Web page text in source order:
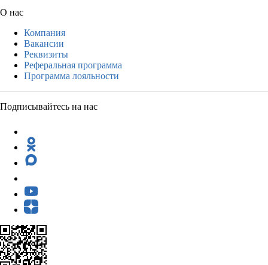
О нас
Компания
Вакансии
Реквизиты
Реферальная программа
Программа лояльности
Подписывайтесь на нас